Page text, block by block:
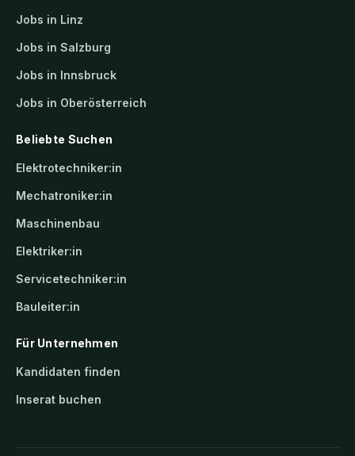
Jobs in Linz
Jobs in Salzburg
Jobs in Innsbruck
Jobs in Oberösterreich
Beliebte Suchen
Elektrotechniker:in
Mechatroniker:in
Maschinenbau
Elektriker:in
Servicetechniker:in
Bauleiter:in
Für Unternehmen
Kandidaten finden
Inserat buchen